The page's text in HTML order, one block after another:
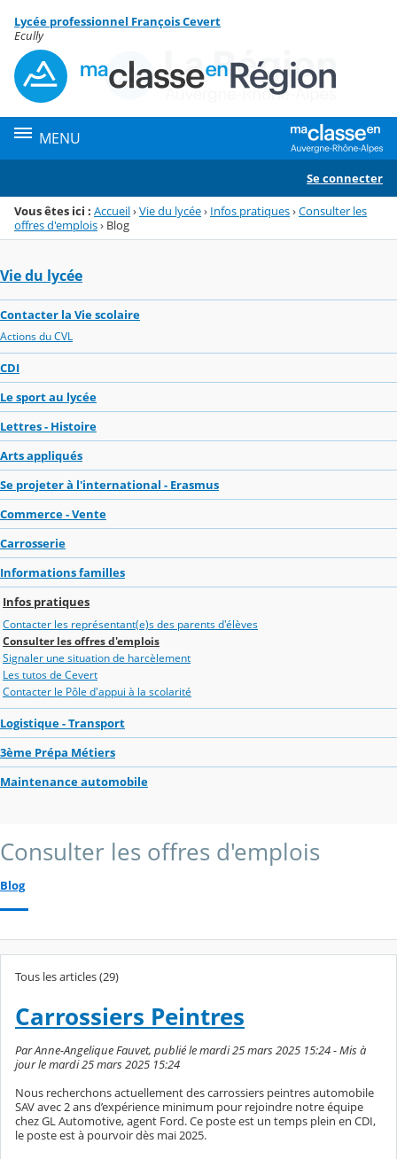
Menu de la rubrique
Contenu
Lycée professionnel François Cevert
Ecully
MENU
Se connecter
Vous êtes ici : Accueil›Vie du lycée› Infos pratiques›Consulter les
offres d'emplois› Blog
Vie du lycée
Contacter la Vie scolaire
Actions du CVL
CDI
Le sport au lycée
Lettres - Histoire
Arts appliqués
Se projeter à l'international - Erasmus
Commerce - Vente
Carrosserie
Informations familles
Infos pratiques
Contacter les représentant(e)s des parents d'élèves
Consulter les offres d'emplois
Signaler une situation de harcèlement
Les tutos de Cevert
Contacter le Pôle d'appui à la scolarité
Logistique - Transport
3ème Prépa Métiers
Maintenance automobile
Consulter les offres d'emplois
Blog
Tous les articles (29)
Carrossiers Peintres
Par Anne-Angelique Fauvet, publié le mardi 25 mars 2025 15:24 - Mis à
jour le mardi 25 mars 2025 15:24
Nous recherchons actuellement des carrossiers peintres automobile
SAV avec 2 ans d’expérience minimum pour rejoindre notre équipe
chez GL Automotive, agent Ford. Ce poste est un temps plein en CDI,
le poste est à pourvoir dès mai 2025.